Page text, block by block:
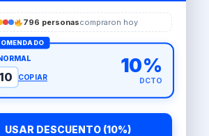
796 personascompraron hoy
COPIAR
10%
DCTO
USAR DESCUENTO (10%)